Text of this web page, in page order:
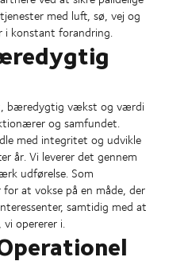
med luft, sø, vej og
i konstant forandring.
bæredygtig vækst og værdi
og samfundet.
med integritet og udvikle
år. Vi leverer det gennem
udførelse. Som
at vokse på en måde, der
samtidig med at
opererer i.